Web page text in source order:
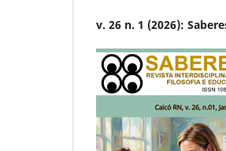
v. 26 n. 1 (2026):